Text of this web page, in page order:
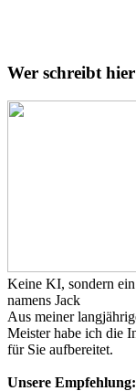
Wer schreibt
Keine KI, sondern
namens Jack
Aus meiner
Meister habe ich die
für Sie aufbereitet.
Unsere Empfehlung: